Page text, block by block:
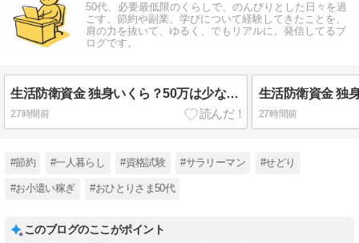
50代、必要最低限のくらしで、のんびりとした日々を過
ごす。節約や副業、学びについて経験してきたことを、
肩の力を抜いて、ゆるく、でもリアルに。発信してるブ
ログです。
生活防衛資金 独身いくら？50万は少ない目安3選
27時間前 27時間前
#節約 #一人暮らし #資格試験 #サラリーマン #せどり
#お小遣い稼ぎ #おひとりさま50代
このブログのここがポイント